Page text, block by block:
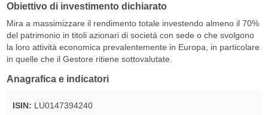
Obiettivo di investimento dichiarato
Mira a massimizzare il rendimento totale investendo almeno il 70%
del patrimonio in titoli azionari di societá con sede o che svolgono
la loro attività economica prevalentemente in Europa, in particolare
in quelle che il Gestore ritiene sottovalutate.
Anagrafica e indicatori
ISIN: LU0147394240